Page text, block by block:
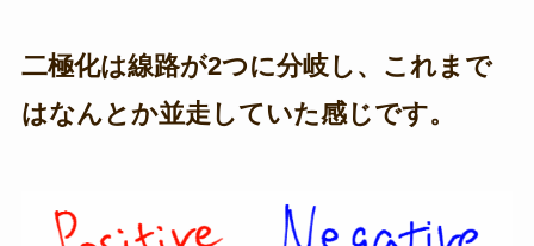
二極化は線路が2つに分岐し、これまで
はなんとか並走していた感じです。